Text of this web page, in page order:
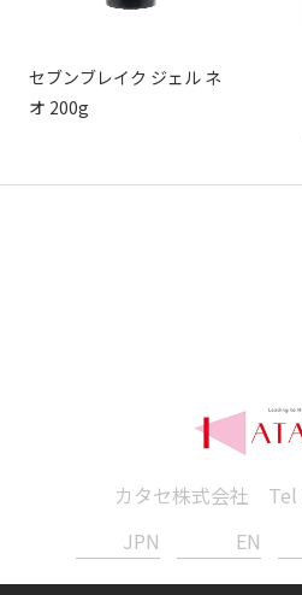
セブンブレイク ジェル ネ
オ 200g
カタセ株式会社 Tel
JPN
EN